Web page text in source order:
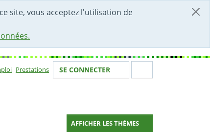
site, vous acceptez l'utilisation de
Prestations Votre identité
SE CONNECTER
AFFICHER LES THÈMES